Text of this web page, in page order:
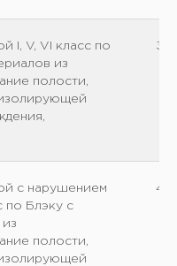
I, V, VI класс по
из
полости,
с нарушением
по Блэку с
полости,